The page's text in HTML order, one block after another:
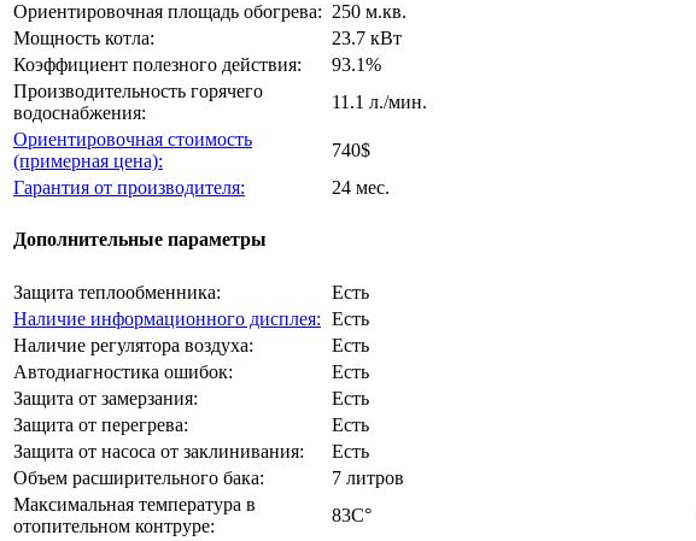
Ориентировочная площадь обогрева: 250 м.кв.
Мощность котла:
23.7 кВт
Коэффициент полезного действия:
93.1%
Производительность горячего
водоснабжения:
11.1 л./мин.
Ориентировочная стоимость
(примерная цена):
740$
Гарантия от производителя:
24 мес.
Дополнительные параметры
Защита теплообменника:
Есть
Наличие информационного дисплея: Есть
Наличие регулятора воздуха:
Есть
Автодиагностика ошибок:
Есть
Защита от замерзания:
Есть
Защита от перегрева:
Есть
Защита от насоса от заклинивания:
Есть
Объем расширительного бака:
7 литров
Максимальная температура в
отопительном контруре:
83C°